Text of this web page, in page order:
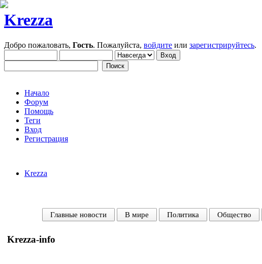
Krezza
Добро пожаловать, Гость. Пожалуйста, войдите или зарегистрируйтесь.
Начало
Форум
Помощь
Теги
Вход
Регистрация
Krezza
Главные новости В мире Политика Общество
Krezza-info